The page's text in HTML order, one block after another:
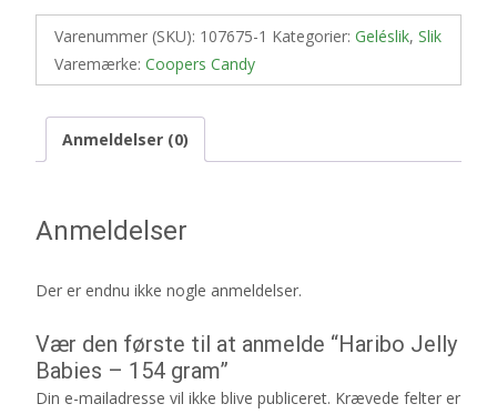
Varenummer (SKU): 107675-1 Kategorier: Geléslik, Slik
Varemærke: Coopers Candy
Anmeldelser (0)
Anmeldelser
Der er endnu ikke nogle anmeldelser.
Vær den første til at anmelde “Haribo Jelly
Babies – 154 gram”
Din e-mailadresse vil ikke blive publiceret. Krævede felter er